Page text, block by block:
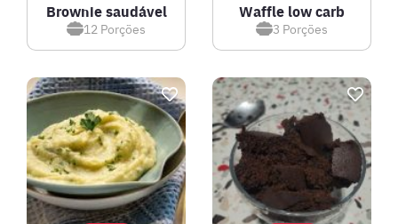
Brownie saudável
12 Porções
Waffle low carb
3 Porções